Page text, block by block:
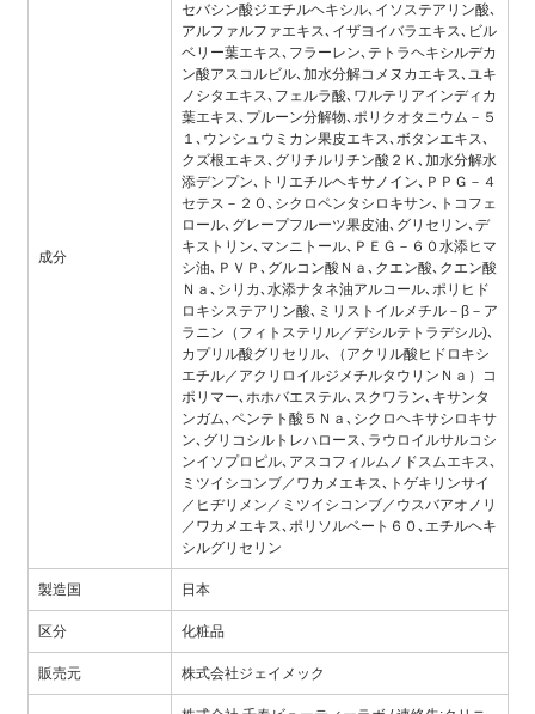
成分
セバシン酸ジエチルヘキシル､イソステアリン酸､
アルファルファエキス､イザヨイバラエキス､ビル
ベリー葉エキス､フラーレン､テトラヘキシルデカ
ン酸アスコルビル､加水分解コメヌカエキス､ユキ
ノシタエキス､フェルラ酸､ワルテリアインディカ
葉エキス､プルーン分解物､ポリクオタニウム－５
１､ウンシュウミカン果皮エキス､ボタンエキス､
クズ根エキス､グリチルリチン酸２Ｋ､加水分解水
添デンプン､トリエチルヘキサノイン､ＰＰＧ－４
セテス－２０､シクロペンタシロキサン､トコフェ
ロール､グレープフルーツ果皮油､グリセリン､デ
キストリン､マンニトール､ＰＥＧ－６０水添ヒマ
シ油､ＰＶＰ､グルコン酸Ｎａ､クエン酸､クエン酸
Ｎａ､シリカ､水添ナタネ油アルコール､ポリヒド
ロキシステアリン酸､ミリストイルメチル－β－ア
ラニン（フィトステリル／デシルテトラデシル)､
カプリル酸グリセリル､（アクリル酸ヒドロキシ
エチル／アクリロイルジメチルタウリンＮａ）コ
ポリマー､ホホバエステル､スクワラン､キサンタ
ンガム､ペンテト酸５Ｎａ､シクロヘキサシロキサ
ン､グリコシルトレハロース､ラウロイルサルコシ
ンイソプロピル､アスコフィルムノドスムエキス､
ミツイシコンブ／ワカメエキス､トゲキリンサイ
／ヒヂリメン／ミツイシコンブ／ウスバアオノリ
／ワカメエキス､ポリソルベート６０､エチルヘキ
シルグリセリン
製造国 日本
区分 化粧品
販売元 株式会社ジェイメック